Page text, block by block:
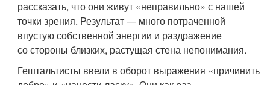
рассказать, что они живут «неправильно» с нашей
точки зрения. Результат — много потраченной
впустую собственной энергии и раздражение
со стороны близких, растущая стена непонимания.
Гештальтисты ввели в оборот выражения «причинить